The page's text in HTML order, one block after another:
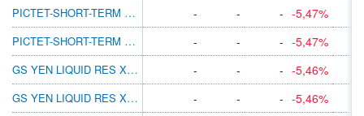
PICTET-SHORT-TERM MONEY MARKET JPY P
- - - -5,47%
PICTET-SHORT-TERM MONEY MARKET JPY T3
- - - -5,47%
GS YEN LIQUID RES X ACC
- - - -5,46%
GS YEN LIQUID RES X ACC T
- - - -5,46%